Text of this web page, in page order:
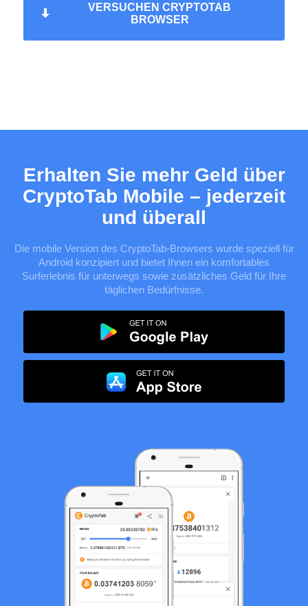
VERSUCHEN CRYPTOTAB
BROWSER
Erhalten Sie mehr Geld über
CryptoTab Mobile – jederzeit
und überall
Die mobile Version des CryptoTab-Browsers wurde speziell für
Android konzipiert und bietet Ihnen ein komfortables
Surferlebnis für unterwegs sowie zusätzliches Geld für Ihre
täglichen Bedürfnisse.